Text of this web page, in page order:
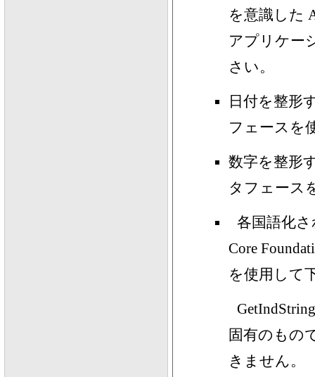
を意識した
アプリケー
さい。
日付を整形
フェースを
数字を整形
タフェース
各国語化
Core
を使用して
固有のもの
きません。